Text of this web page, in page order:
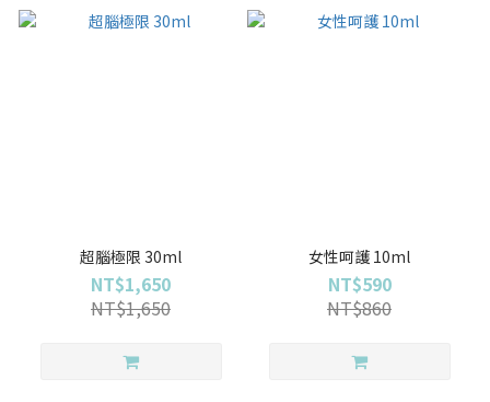
超腦極限 30ml
NT$1,650
NT$1,650
女性呵護 10ml
NT$590
NT$860